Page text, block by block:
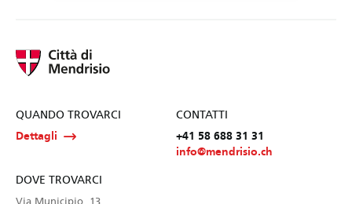
QUANDO TROVARCI
Dettagli
CONTATTI
+41 58 688 31 31
info@mendrisio.ch
DOVE TROVARCI
Via Municipio, 13